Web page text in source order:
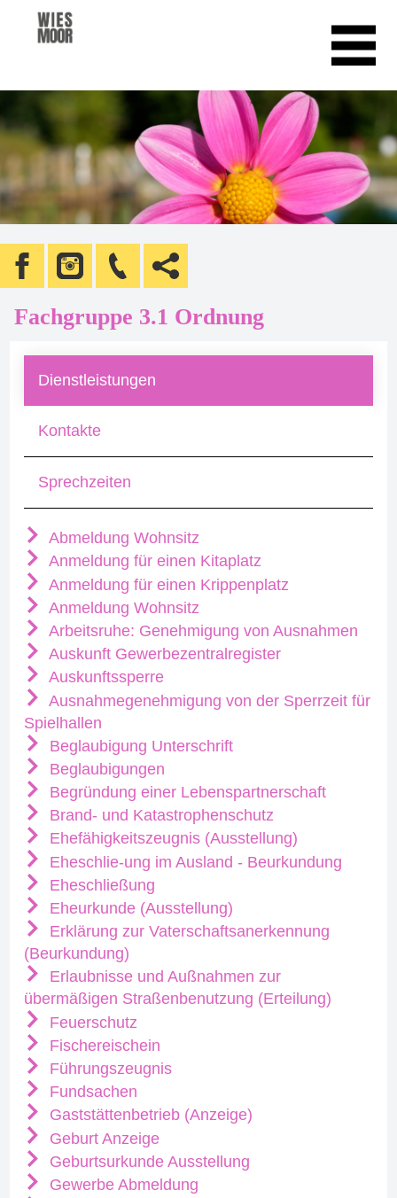
Fachgruppe 3.1 Ordnung
Dienstleistungen
Kontakte
Sprechzeiten
Abmeldung Wohnsitz
Anmeldung für einen Kitaplatz
Anmeldung für einen Krippenplatz
Anmeldung Wohnsitz
Arbeitsruhe: Genehmigung von Ausnahmen
Auskunft Gewerbezentralregister
Auskunftssperre
Ausnahmegenehmigung von der Sperrzeit für
Spielhallen
Beglaubigung Unterschrift
Beglaubigungen
Begründung einer Lebenspartnerschaft
Brand- und Katastrophenschutz
Ehefähigkeitszeugnis (Ausstellung)
Eheschlie-ung im Ausland - Beurkundung
Eheschließung
Eheurkunde (Ausstellung)
Erklärung zur Vaterschaftsanerkennung
(Beurkundung)
Erlaubnisse und Außnahmen zur
übermäßigen Straßenbenutzung (Erteilung)
Feuerschutz
Fischereischein
Führungszeugnis
Fundsachen
Gaststättenbetrieb (Anzeige)
Geburt Anzeige
Geburtsurkunde Ausstellung
Gewerbe Abmeldung